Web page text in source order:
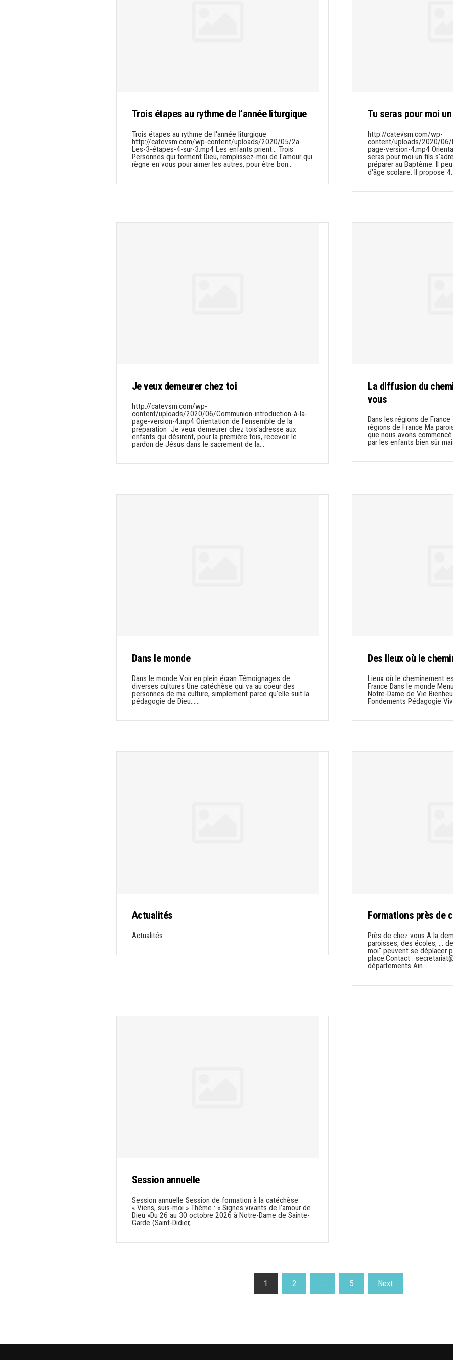
Trois étapes au rythme de l’année liturgique
Trois étapes au rythme de l'année liturgique
http://catevsm.com/wp-content/uploads/2020/05/2a-
Les-3-étapes-4-sur-3.mp4 Les enfants prient... Trois
Personnes qui forment Dieu, remplissez-moi de l'amour qui
règne en vous pour aimer les autres, pour être bon…
Tu seras pour moi
http://catevsm.com/wp-
content/uploads/2020/06/
page-version-4.mp4
seras pour moi un fils
préparer au Baptême. Il
d'âge scolaire. Il propose
Je veux demeurer chez toi
http://catevsm.com/wp-
content/uploads/2020/06/Communion-introduction-à-la-
page-version-4.mp4 Orientation de l'ensemble de la
préparation Je veux demeurer chez tois'adresse aux
enfants qui désirent, pour la première fois, recevoir le
pardon de Jésus dans le sacrement de la…
La diffusion du
vous
Dans les régions de
régions de France Ma
que nous avons
par les enfants bien sûr
Dans le monde
Dans le monde Voir en plein écran Témoignages de
diverses cultures Une catéchèse qui va au coeur des
personnes de ma culture, simplement parce qu'elle suit la
pédagogie de Dieu...…
Des lieux où le
Lieux où le cheminement
France Dans le monde
Notre-Dame de Vie
Fondements Pédagogie
Actualités
Actualités
Formations près de
Près de chez vous A la
paroisses, des écoles, ...
moi" peuvent se déplacer
place.Contact :
départements Ain…
Session annuelle
Session annuelle Session de formation à la catéchèse
« Viens, suis-moi » Thème : « Signes vivants de l’amour de
Dieu »Du 26 au 30 octobre 2026 à Notre-Dame de Sainte-
Garde (Saint-Didier,…
1 2 … 5 Next